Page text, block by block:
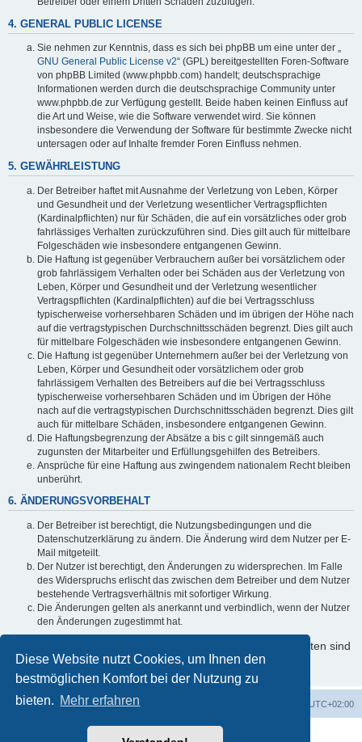
Diese Website nutzt Cookies, um Ihnen den
bestmöglichen Komfort bei der Nutzung zu
bieten. Mehr erfahren
4. GENERAL PUBLIC LICENSE
Sie nehmen zur Kenntnis, dass es sich bei phpBB um eine unter der „
GNU General Public License v2“ (GPL) bereitgestellten Foren-Software
von phpBB Limited (www.phpbb.com) handelt; deutschsprachige
Informationen werden durch die deutschsprachige Community unter
www.phpbb.de zur Verfügung gestellt. Beide haben keinen Einfluss auf
die Art und Weise, wie die Software verwendet wird. Sie können
insbesondere die Verwendung der Software für bestimmte Zwecke nicht
untersagen oder auf Inhalte fremder Foren Einfluss nehmen.
5. GEWÄHRLEISTUNG
Der Betreiber haftet mit Ausnahme der Verletzung von Leben, Körper
und Gesundheit und der Verletzung wesentlicher Vertragspflichten
(Kardinalpflichten) nur für Schäden, die auf ein vorsätzliches oder grob
fahrlässiges Verhalten zurückzuführen sind. Dies gilt auch für mittelbare
Folgeschäden wie insbesondere entgangenen Gewinn.
Die Haftung ist gegenüber Verbrauchern außer bei vorsätzlichem oder
grob fahrlässigem Verhalten oder bei Schäden aus der Verletzung von
Leben, Körper und Gesundheit und der Verletzung wesentlicher
Vertragspflichten (Kardinalpflichten) auf die bei Vertragsschluss
typischerweise vorhersehbaren Schäden und im übrigen der Höhe nach
auf die vertragstypischen Durchschnittsschäden begrenzt. Dies gilt auch
für mittelbare Folgeschäden wie insbesondere entgangenen Gewinn.
Die Haftung ist gegenüber Unternehmern außer bei der Verletzung von
Leben, Körper und Gesundheit oder vorsätzlichem oder grob
fahrlässigem Verhalten des Betreibers auf die bei Vertragsschluss
typischerweise vorhersehbaren Schäden und im Übrigen der Höhe
nach auf die vertragstypischen Durchschnittsschäden begrenzt. Dies gilt
auch für mittelbare Schäden, insbesondere entgangenen Gewinn.
Die Haftungsbegrenzung der Absätze a bis c gilt sinngemäß auch
zugunsten der Mitarbeiter und Erfüllungsgehilfen des Betreibers.
Ansprüche für eine Haftung aus zwingendem nationalem Recht bleiben
unberührt.
6. ÄNDERUNGSVORBEHALT
Der Betreiber ist berechtigt, die Nutzungsbedingungen und die
Datenschutzerklärung zu ändern. Die Änderung wird dem Nutzer per E-
Mail mitgeteilt.
Der Nutzer ist berechtigt, den Änderungen zu widersprechen. Im Falle
des Widerspruchs erlischt das zwischen dem Betreiber und dem Nutzer
bestehende Vertragsverhältnis mit sofortiger Wirkung.
Die Änderungen gelten als anerkannt und verbindlich, wenn der Nutzer
den Änderungen zugestimmt hat.
Informationen über den Umgang mit Ihren persönlichen Daten sind
in der Datenschutzerklärung enthalten.
Foren-Übersicht UTC+02:00